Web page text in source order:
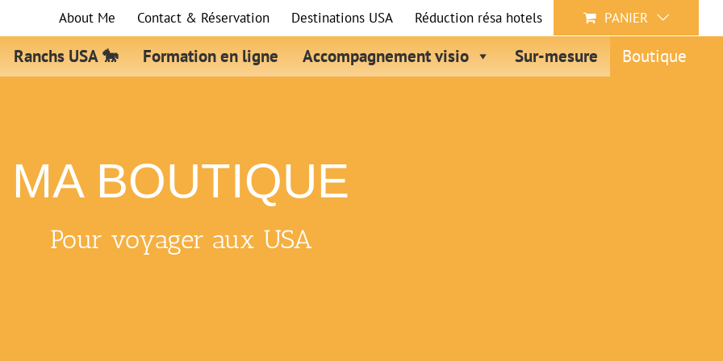
About Me Contact & Réservation Destinations USA Réduction résa hotels PANIER
Ranchs USA 🐎 Formation en ligne Accompagnement visio Sur-mesure Boutique
MA BOUTIQUE
Pour voyager aux USA